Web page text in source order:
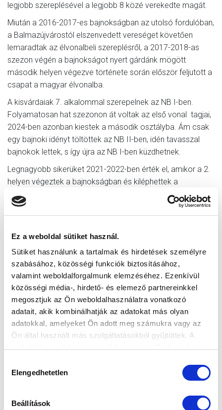
Ez a weboldal sütiket használ.
Sütiket használunk a tartalmak és hirdetések személyre
szabásához, közösségi funkciók biztosításához,
valamint weboldalforgalmunk elemzéséhez. Ezenkívül
közösségi média-, hirdető- és elemező partnereinkkel
megosztjuk az Ön weboldalhasználatra vonatkozó
adatait, akik kombinálhatják az adatokat más olyan
adatokkal, amelyeket Ön adott meg számukra vagy az
Ön által használt más szolgáltatásokból gyűjtöttek. A
kiválasztása
Elengedhetetlen
Beállítások
legjobb szereplésével a legjobb 8 közé verekedte magát.
Miután a 2016-2017-es bajnokságban az utolsó fordulóban,
a Balmazújvárostól elszenvedett vereséget követően
lemaradtak az élvonalbeli szereplésről, a 2017-2018-as
szezon végén a bajnokságot nyert gárdánk mögött
második helyen végezve története során először feljutott a
csapat a magyar élvonalba.
A kisvárdaiak 7. alkalommal szerepelnek az NB I-ben.
Folyamatosan hat szezonon át voltak az első vonal tagjai,
2024-ben azonban kiestek a második osztályba. Ám csak
egy bajnoki idényt töltöttek az NB II-ben, idén tavasszal
bajnokok lettek, s így újra az NB I-ben küzdhetnek.
Legnagyobb sikerüket 2021-2022-ben érték el, amikor a 2.
helyen végeztek a bajnokságban és kiléphettek a
nemzetközi porondra.
Fizz Liga
KAPCSOLÓDÓ CIKKEK